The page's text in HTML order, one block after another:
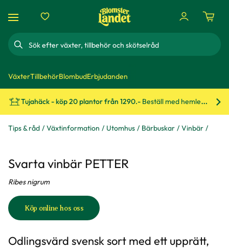
Sök
VäxterTillbehörBlombudErbjudanden
Tujahäck - köp 20 plantor från 1290.- Beställ med hemleverans!
Tips & råd Växtinformation Utomhus Bärbuskar Vinbär
Svarta vinbär PETTER
Ribes nigrum
Köp online hos oss
Odlingsvärd svensk sort med ett upprätt,